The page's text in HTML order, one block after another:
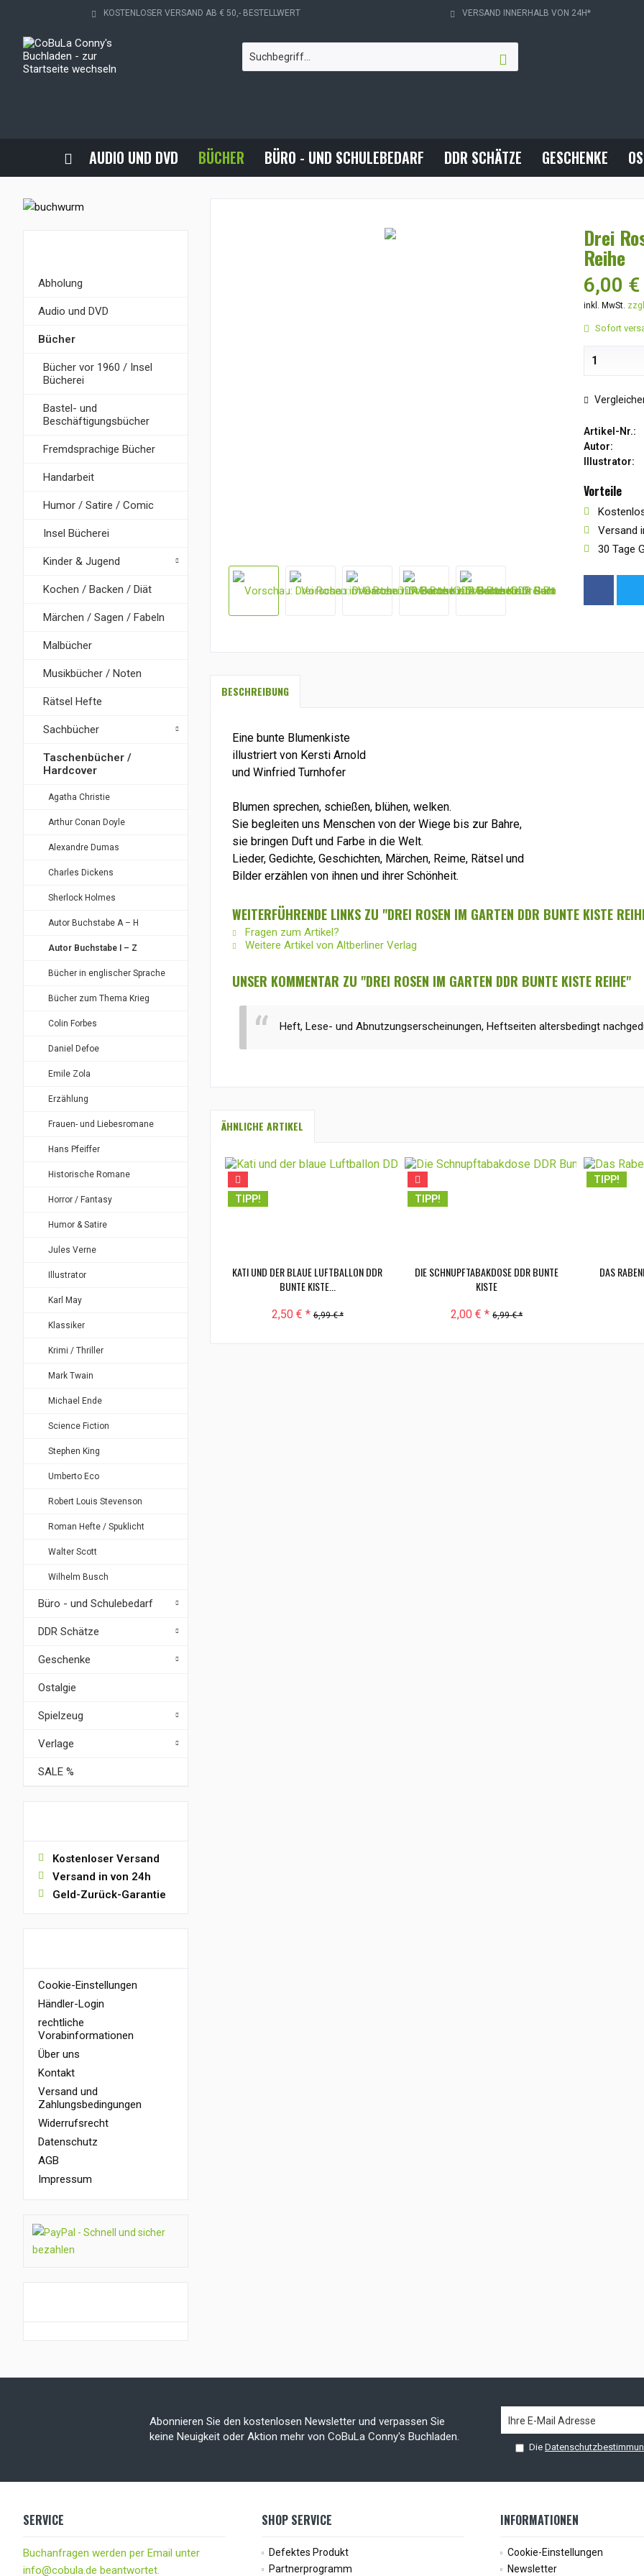
KOSTENLOSER VERSAND AB € 50,- BESTELLWERT VERSAND INNERHALB VON 24H*
AUDIO UND DVD BÜCHER BÜRO - UND SCHULEBEDARF DDR SCHÄTZE GESCHENKE
Abholung
Audio und DVD
Bücher
Bücher vor 1960 / Insel
Bücherei
Bastel- und
Beschäftigungsbücher
Fremdsprachige Bücher
Handarbeit
Humor / Satire / Comic
Insel Bücherei
Kinder & Jugend
Kochen / Backen / Diät
Märchen / Sagen / Fabeln
Malbücher
Musikbücher / Noten
Rätsel Hefte
Sachbücher
Taschenbücher /
Hardcover
Agatha Christie
Arthur Conan Doyle
Alexandre Dumas
Charles Dickens
Sherlock Holmes
Autor Buchstabe A – H
Autor Buchstabe I – Z
Bücher in englischer Sprache
Bücher zum Thema Krieg
Colin Forbes
Daniel Defoe
Emile Zola
Erzählung
Frauen- und Liebesromane
Hans Pfeiffer
Historische Romane
Horror / Fantasy
Humor & Satire
Jules Verne
Illustrator
Karl May
Klassiker
Krimi / Thriller
Mark Twain
Michael Ende
Science Fiction
Stephen King
Umberto Eco
Robert Louis Stevenson
Roman Hefte / Spuklicht
Walter Scott
Wilhelm Busch
Büro - und Schulebedarf
DDR Schätze
Geschenke
Ostalgie
Spielzeug
Verlage
SALE %
Kostenloser Versand
Versand in von 24h
Geld-Zurück-Garantie
Cookie-Einstellungen
Händler-Login
rechtliche
Vorabinformationen
Über uns
Kontakt
Versand und
Zahlungsbedingungen
Widerrufsrecht
Datenschutz
AGB
Impressum
Drei
Reihe
6,00
inkl. MwSt.
Sofort
Artikel-Nr.:
Autor:
Illustrator:
Vorteile
Versand
30 Tage
BESCHREIBUNG
Eine bunte Blumenkiste
illustriert von Kersti Arnold
und Winfried Turnhofer
Blumen sprechen, schießen, blühen, welken.
Sie begleiten uns Menschen von der Wiege bis zur Bahre,
sie bringen Duft und Farbe in die Welt.
Lieder, Gedichte, Geschichten, Märchen, Reime, Rätsel und
Bilder erzählen von ihnen und ihrer Schönheit.
WEITERFÜHRENDE LINKS ZU "DREI ROSEN IM GARTEN DDR BUNTE KISTE
Fragen zum Artikel?
Weitere Artikel von Altberliner Verlag
UNSER KOMMENTAR ZU "DREI ROSEN IM GARTEN DDR BUNTE KISTE REIHE"
Heft, Lese- und Abnutzungserscheinungen, Heftseiten altersbedingt
ÄHNLICHE ARTIKEL
TIPP!
KATI UND DER BLAUE LUFTBALLON DDR
BUNTE KISTE...
2,50 € * 6,99 € *
TIPP!
DIE SCHNUPFTABAKDOSE DDR BUNTE
KISTE
2,00 € * 6,99 € *
TIPP!
DAS
Abonnieren Sie den kostenlosen Newsletter und verpassen Sie
keine Neuigkeit oder Aktion mehr von CoBuLa Conny's Buchladen.
Die
SERVICE
Buchanfragen werden per Email unter
info@cobula.de beantwortet.
SHOP SERVICE
Defektes Produkt
Partnerprogramm
INFORMATIONEN
Cookie-Einstellungen
Newsletter